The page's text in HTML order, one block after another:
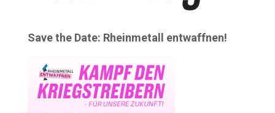
Save the Date: Rheinmetall entwaffnen!